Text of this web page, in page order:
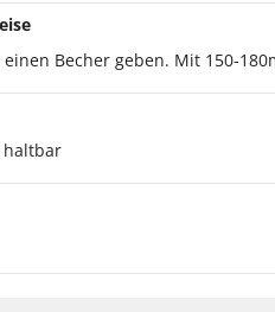
Becher geben. Mit 150-
haltbar